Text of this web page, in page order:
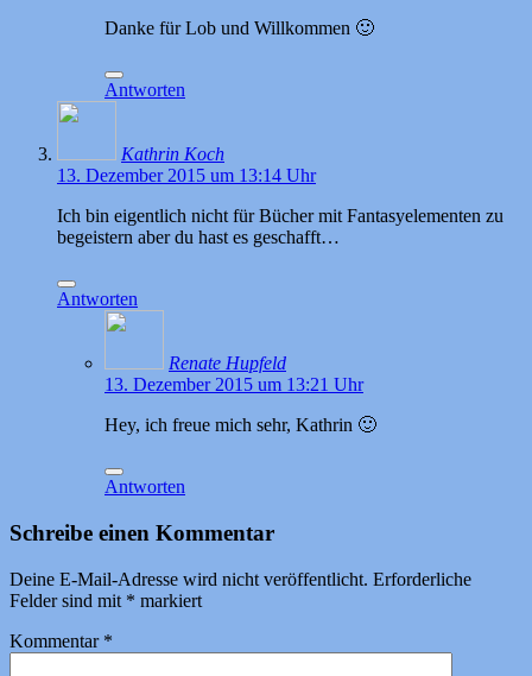
Danke für Lob und Willkommen 🙂
Antworten
Kathrin Koch
13. Dezember 2015 um 13:14 Uhr
Ich bin eigentlich nicht für Bücher mit Fantasyelementen zu
begeistern aber du hast es geschafft…
Antworten
Renate Hupfeld
13. Dezember 2015 um 13:21 Uhr
Hey, ich freue mich sehr, Kathrin 🙂
Antworten
Schreibe einen Kommentar
Deine E-Mail-Adresse wird nicht veröffentlicht. Erforderliche
Felder sind mit * markiert
Kommentar *